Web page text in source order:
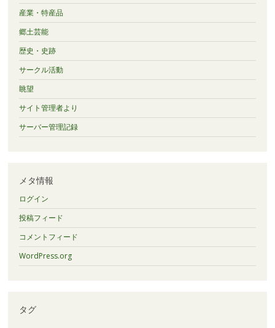
産業・特産品
郷土芸能
歴史・史跡
サークル活動
眺望
サイト管理者より
サーバー管理記録
メタ情報
ログイン
投稿フィード
コメントフィード
WordPress.org
タグ